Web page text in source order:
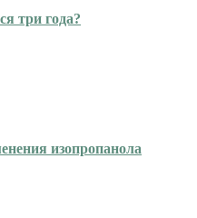
три года?
изопропанола